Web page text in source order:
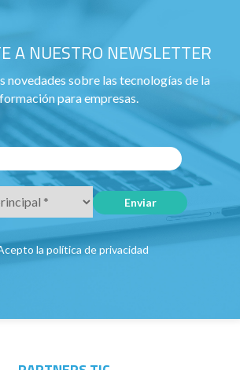
A NUESTRO NEWSLETTER
novedades sobre las tecnologías de la
para empresas.
la política de privacidad